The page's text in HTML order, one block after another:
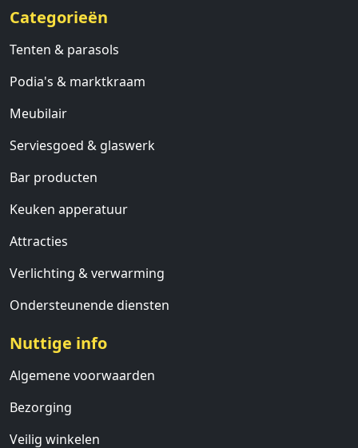
Categorieën
Tenten & parasols
Podia's & marktkraam
Meubilair
Serviesgoed & glaswerk
Bar producten
Keuken apperatuur
Attracties
Verlichting & verwarming
Ondersteunende diensten
Nuttige info
Algemene voorwaarden
Bezorging
Veilig winkelen